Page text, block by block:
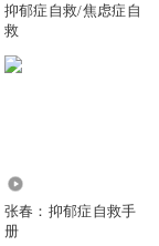
抑郁症自救/焦虑症自
救
张春：抑郁症自救手
册